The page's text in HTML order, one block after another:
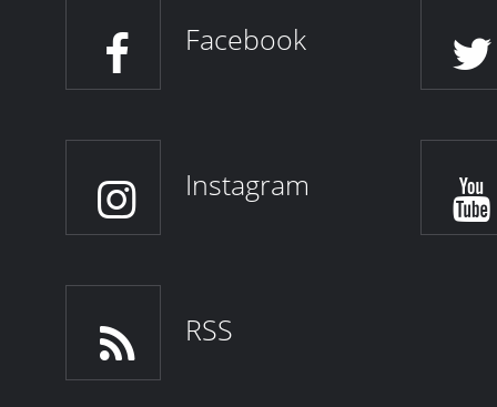
Facebook
Instagram
RSS